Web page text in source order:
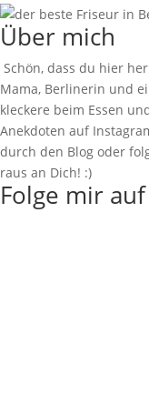
Über mich
Schön, dass du hier
Mama, Berlinerin und
kleckere beim Essen
Anekdoten auf
durch den Blog oder
raus an Dich! :)
Folge mir